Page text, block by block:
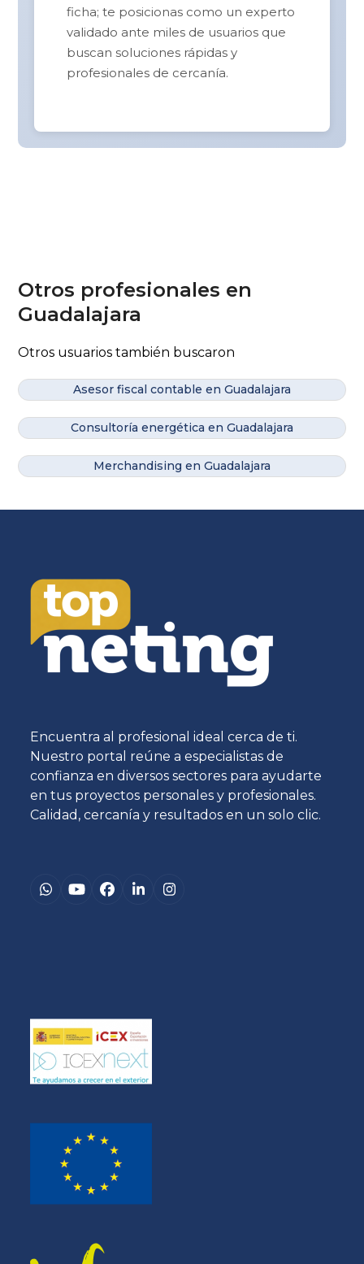
ficha; te posicionas como un experto
validado ante miles de usuarios que
buscan soluciones rápidas y
profesionales de cercanía.
Otros profesionales en
Guadalajara
Otros usuarios también buscaron
Asesor fiscal contable en Guadalajara
Consultoría energética en Guadalajara
Merchandising en Guadalajara
Encuentra al profesional ideal cerca de ti.
Nuestro portal reúne a especialistas de
confianza en diversos sectores para ayudarte
en tus proyectos personales y profesionales.
Calidad, cercanía y resultados en un solo clic.
Whatsapp
YouTubeFacebook
LinkedInInstagram